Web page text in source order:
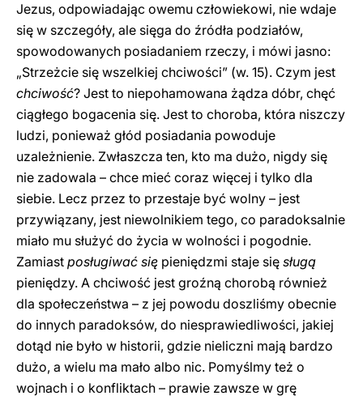
Jezus, odpowiadając owemu człowiekowi, nie wdaje
się w szczegóły, ale sięga do źródła podziałów,
spowodowanych posiadaniem rzeczy, i mówi jasno:
„Strzeżcie się wszelkiej chciwości” (w. 15). Czym jest
chciwość? Jest to niepohamowana żądza dóbr, chęć
ciągłego bogacenia się. Jest to choroba, która niszczy
ludzi, ponieważ głód posiadania powoduje
uzależnienie. Zwłaszcza ten, kto ma dużo, nigdy się
nie zadowala – chce mieć coraz więcej i tylko dla
siebie. Lecz przez to przestaje być wolny – jest
przywiązany, jest niewolnikiem tego, co paradoksalnie
miało mu służyć do życia w wolności i pogodnie.
Zamiast posługiwać się pieniędzmi staje się sługą
pieniędzy. A chciwość jest groźną chorobą również
dla społeczeństwa – z jej powodu doszliśmy obecnie
do innych paradoksów, do niesprawiedliwości, jakiej
dotąd nie było w historii, gdzie nieliczni mają bardzo
dużo, a wielu ma mało albo nic. Pomyślmy też o
wojnach i o konfliktach – prawie zawsze w grę